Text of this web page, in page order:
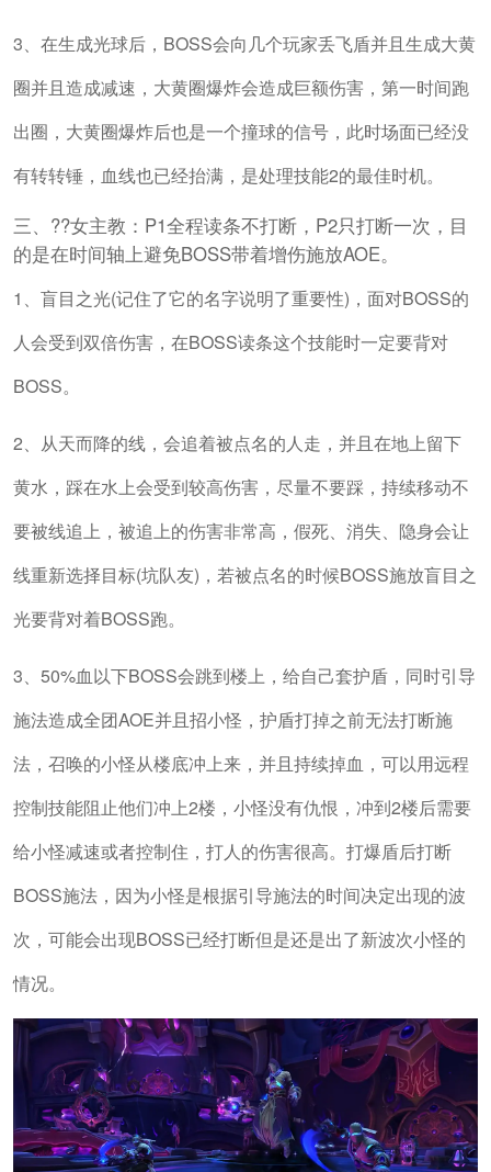
3、在生成光球后，BOSS会向几个玩家丢飞盾并且生成大黄
圈并且造成减速，大黄圈爆炸会造成巨额伤害，第一时间跑
出圈，大黄圈爆炸后也是一个撞球的信号，此时场面已经没
有转转锤，血线也已经抬满，是处理技能2的最佳时机。
三、??女主教：P1全程读条不打断，P2只打断一次，目
的是在时间轴上避免BOSS带着增伤施放AOE。
1、盲目之光(记住了它的名字说明了重要性)，面对BOSS的
人会受到双倍伤害，在BOSS读条这个技能时一定要背对
BOSS。
2、从天而降的线，会追着被点名的人走，并且在地上留下
黄水，踩在水上会受到较高伤害，尽量不要踩，持续移动不
要被线追上，被追上的伤害非常高，假死、消失、隐身会让
线重新选择目标(坑队友)，若被点名的时候BOSS施放盲目之
光要背对着BOSS跑。
3、50%血以下BOSS会跳到楼上，给自己套护盾，同时引导
施法造成全团AOE并且招小怪，护盾打掉之前无法打断施
法，召唤的小怪从楼底冲上来，并且持续掉血，可以用远程
控制技能阻止他们冲上2楼，小怪没有仇恨，冲到2楼后需要
给小怪减速或者控制住，打人的伤害很高。打爆盾后打断
BOSS施法，因为小怪是根据引导施法的时间决定出现的波
次，可能会出现BOSS已经打断但是还是出了新波次小怪的
情况。